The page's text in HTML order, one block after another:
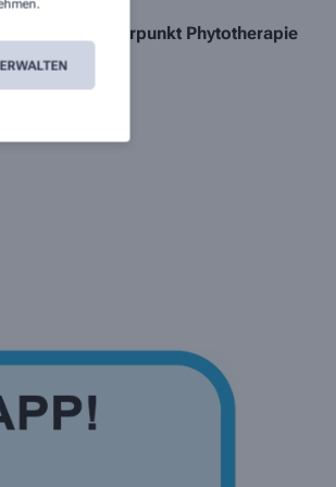
Schwerpunkt Phytotherapie